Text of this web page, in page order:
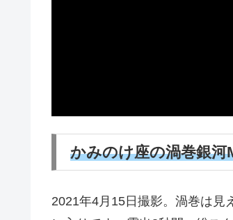
かみのけ座の渦巻銀河
2021年4月15日撮影。渦巻は見